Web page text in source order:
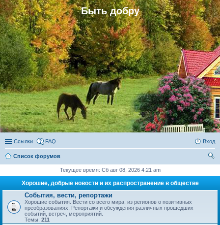
Быть добру
Ссылки FAQ Вход
Список форумов
Текущее время: Сб авг 08, 2026 4:21 am
Хорошие, добрые новости и их распространение в обществе
События, вести, репортажи
Хорошие события. Вести со всего мира, из регионов о позитивных
преобразованиях. Репортажи и обсуждения различных прошедших
событий, встреч, мероприятий.
Темы: 211